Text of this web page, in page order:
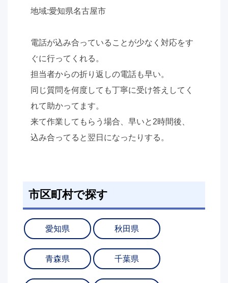
地域:愛知県名古屋市
電話が込み合っていることが少なく対応をす
ぐに行ってくれる。
担当者からの折り返しの電話も早い。
同じ質問を何度しても丁寧に受け答えしてく
れて助かってます。
来て作業してもらう場合、早いと2時間後、
込み合ってると翌日になったりする。
市区町村で探す
愛知県 秋田県
青森県 千葉県